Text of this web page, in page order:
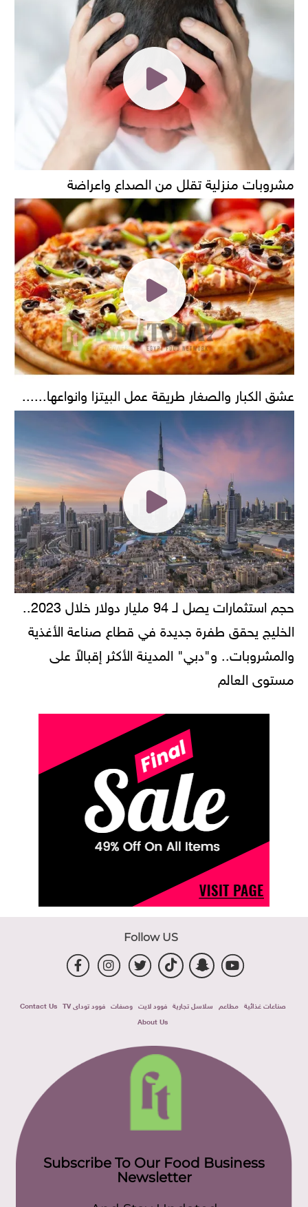
مشروبات منزلية تقلل من الصداع واعراضة
عشق الكبار والصغار طريقة عمل البيتزا وانواعها......
حجم استثمارات يصل لـ 94 مليار دولار خلال 2023..
الخليج يحقق طفرة جديدة في قطاع صناعة الأغذية
والمشروبات.. و"دبي" المدينة الأكثر إقبالاً على
مستوى العالم
Follow US
صناعات غذائية مطاعم سلاسل تجارية فوود لايت وصفات فوود توداى TV
Contact Us
About Us
Subscribe To Our Food Business
Newsletter